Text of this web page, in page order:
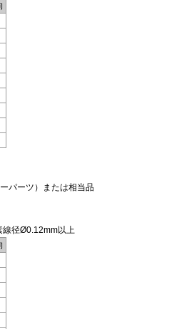
パーツ）または相当品
径Ø0.12mm以上